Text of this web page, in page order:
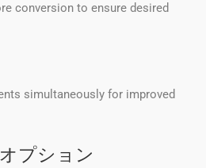
conversion to ensure desired
simultaneously for improved
プション